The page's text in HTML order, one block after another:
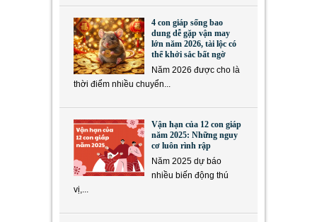
4 con giáp sống bao
dung dễ gặp vận may
lớn năm 2026, tài lộc có
thể khởi sắc bất ngờ
Năm 2026 được cho là
thời điểm nhiều chuyển...
Vận hạn của 12 con giáp
năm 2025: Những nguy
cơ luôn rình rập
Năm 2025 dự báo
nhiều biến động thú
vị,...